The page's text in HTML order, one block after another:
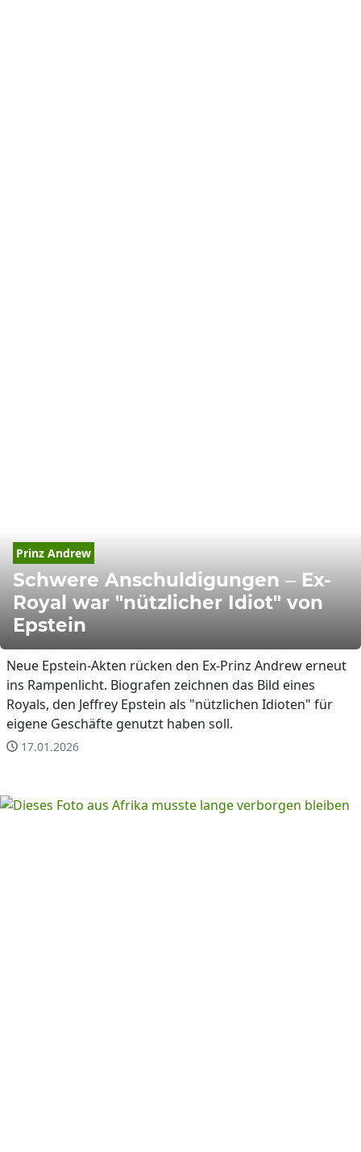
Prinz Andrew
Schwere Anschuldigungen – Ex-
Royal war "nützlicher Idiot" von
Epstein
Neue Epstein-Akten rücken den Ex-Prinz Andrew erneut
ins Rampenlicht. Biografen zeichnen das Bild eines
Royals, den Jeffrey Epstein als "nützlichen Idioten" für
eigene Geschäfte genutzt haben soll.
17.01.2026